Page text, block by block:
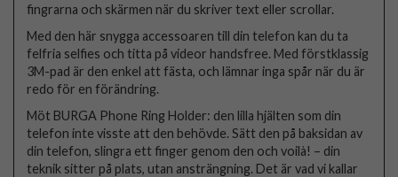
fingrarna och skärmen när du skriver text eller scrollar.
Med den här snygga accessoaren till din telefon kan du ta
felfria selfies och titta på videor handsfree. Med förstklassig
3M-pad är den enkel att fästa, och lämnar inga spår när du är
redo för en förändring.
Möt BURGA Phone Ring Holder: den lilla hjälten som din
telefon inte visste att den behövde. Sätt den på baksidan av
din telefon, slingra ett finger genom den och voilà! – din
teknik sitter på plats, utan ansträngning. Det är vad vi kallar